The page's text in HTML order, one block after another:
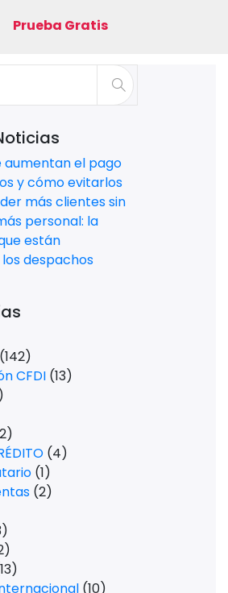
Prueba Gratis
aumentan el pago
y cómo evitarlos
más clientes sin
personal: la
están
despachos
(142)
CFDI (13)
(4)
(1)
(2)
(10)